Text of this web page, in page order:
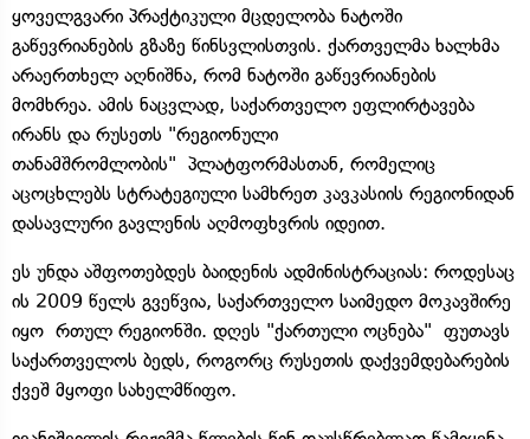
ყოველგვარი პრაქტიკული მცდელობა ნატოში
გაწევრიანების გზაზე წინსვლისთვის. ქართველმა ხალხმა
არაერთხელ აღნიშნა, რომ ნატოში გაწევრიანების
მომხრეა. ამის ნაცვლად, საქართველო ეფლირტავება
ირანს და რუსეთს "რეგიონული
თანამშრომლობის" პლატფორმასთან, რომელიც
აცოცხლებს სტრატეგიული სამხრეთ კავკასიის რეგიონიდან
დასავლური გავლენის აღმოფხვრის იდეით.
ეს უნდა აშფოთებდეს ბაიდენის ადმინისტრაციას: როდესაც
ის 2009 წელს გვეწვია, საქართველო საიმედო მოკავშირე
იყო რთულ რეგიონში. დღეს "ქართული ოცნება" ფუთავს
საქართველოს ბედს, როგორც რუსეთის დაქვემდებარების
ქვეშ მყოფი სახელმწიფო.